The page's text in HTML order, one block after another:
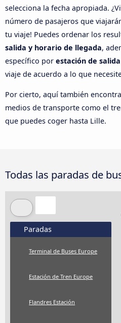
selecciona la fecha apropiada.
número de pasajeros que
tu viaje! Puedes ordenar los
salida y horario de llegada,
específico por estación de
viaje de acuerdo a lo que
Por cierto, aquí también
medios de transporte como el
que puedes coger hasta Lille.
Todas las paradas de
Paradas
Terminal de Buses Europe
Estación de Tren Europe
Flandres Estación